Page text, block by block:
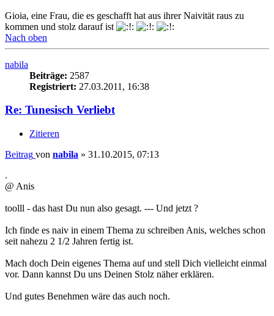
Gioia, eine Frau, die es geschafft hat aus ihrer Naivität raus zu
kommen und stolz darauf ist
Nach oben
nabila
Beiträge: 2587
Registriert: 27.03.2011, 16:38
Re: Tunesisch Verliebt
Zitieren
Beitrag von nabila » 31.10.2015, 07:13
.
@ Anis
toolll - das hast Du nun also gesagt. --- Und jetzt ?
Ich finde es naiv in einem Thema zu schreiben Anis, welches schon
seit nahezu 2 1/2 Jahren fertig ist.
Mach doch Dein eigenes Thema auf und stell Dich vielleicht einmal
vor. Dann kannst Du uns Deinen Stolz näher erklären.
Und gutes Benehmen wäre das auch noch.